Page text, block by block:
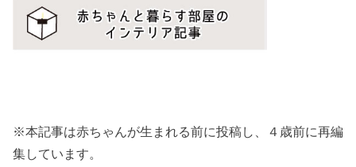
※本記事は赤ちゃんが生まれる前に投稿し、４歳前に再編
集しています。